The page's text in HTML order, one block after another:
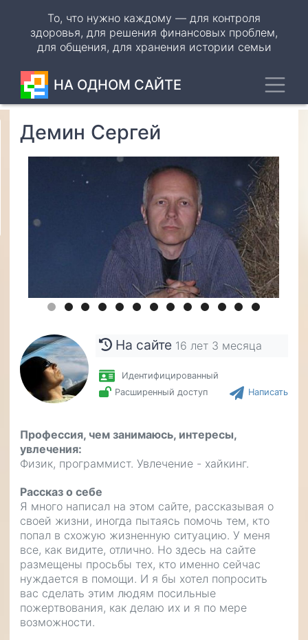
основному
содержанию
То, что нужно каждому — для контроля
здоровья, для решения финансовых проблем,
для общения, для хранения истории семьи
НА ОДНОМ САЙТЕ
Демин Сергей
На сайте 16 лет 3 месяца
Идентифицированный
Расширенный доступ
Написать
Профессия, чем занимаюсь, интересы,
увлечения
Физик, программист. Увлечение - хайкинг.
Рассказ о себе
Я много написал на этом сайте, рассказывая о
своей жизни, иногда пытаясь помочь тем, кто
попал в схожую жизненную ситуацию. У меня
все, как видите, отлично. Но здесь на сайте
размещены просьбы тех, кто именно сейчас
нуждается в помощи. И я бы хотел попросить
вас сделать этим людям посильные
пожертвования, как делаю их и я по мере
возможности.